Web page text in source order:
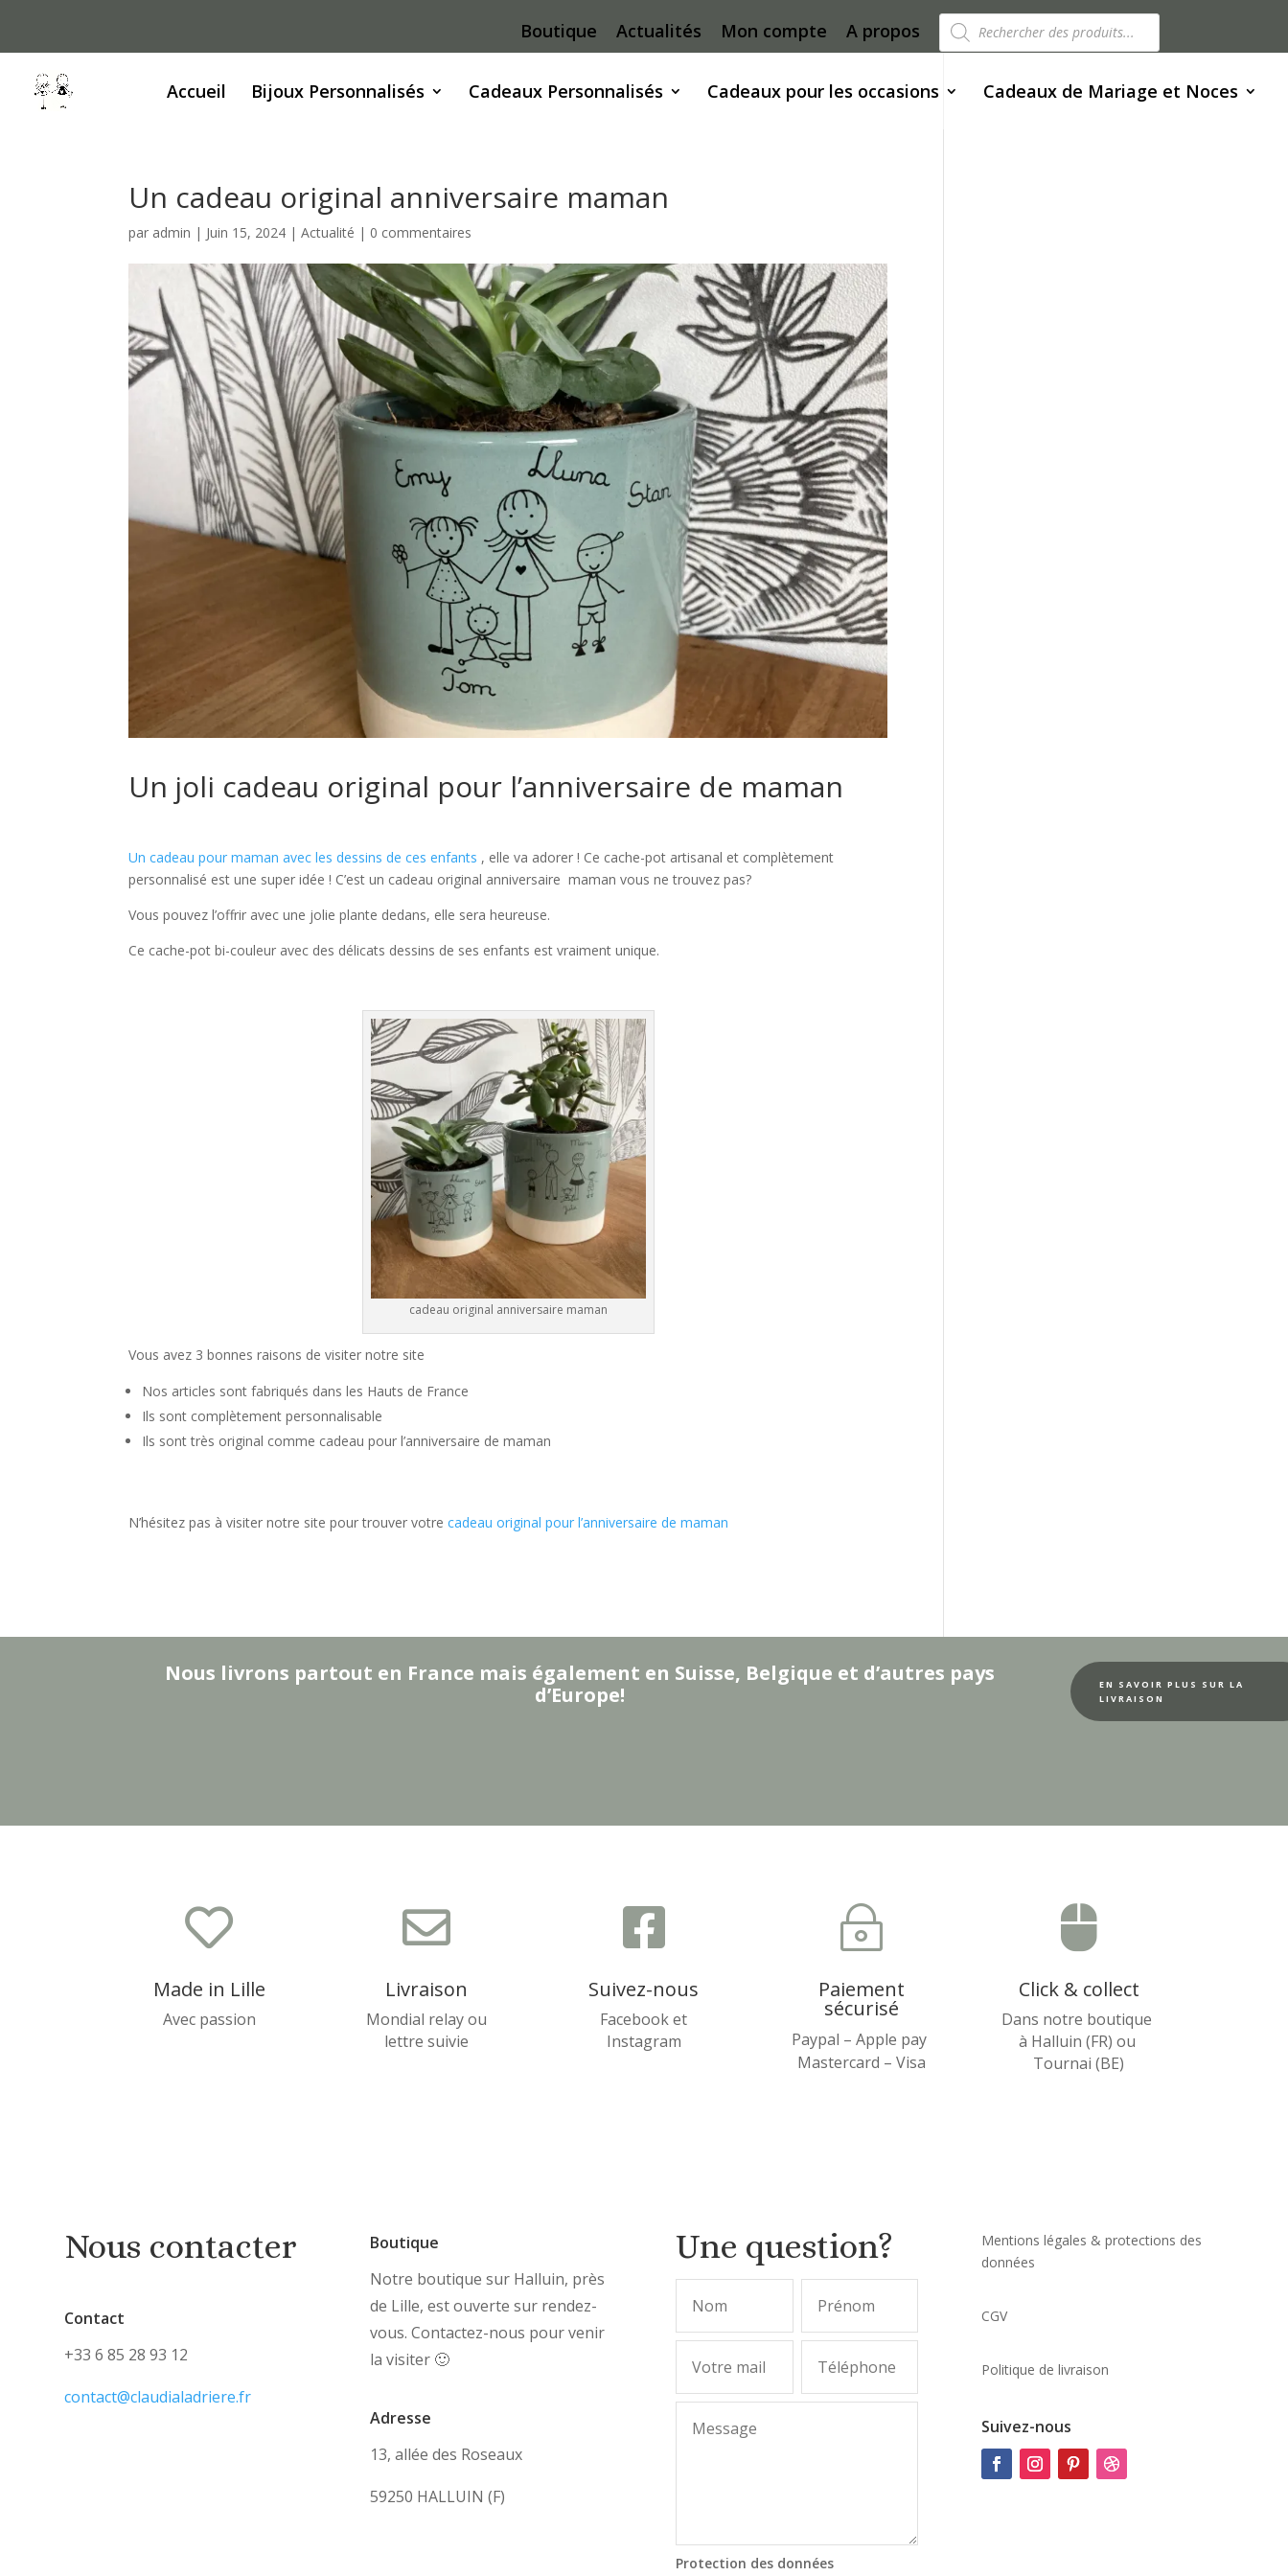
Boutique Actualités Mon compte A propos Recherche
de
produits
Accueil
Bijoux Personnalisés Cadeaux Personnalisés Cadeaux pour les occasions Cadeaux de Mariage et Noces
Un cadeau original anniversaire maman
par admin | Juin 15, 2024 |Actualité | 0 commentaires
Un joli cadeau original pour l’anniversaire de maman
Un cadeau pour maman avec les dessins de ces enfants , elle va adorer ! Ce cache-pot artisanal et complètement
personnalisé est une super idée ! C’est un cadeau original anniversaire maman vous ne trouvez pas?
Vous pouvez l’offrir avec une jolie plante dedans, elle sera heureuse.
Ce cache-pot bi-couleur avec des délicats dessins de ses enfants est vraiment unique.
cadeau original anniversaire maman
Vous avez 3 bonnes raisons de visiter notre site
Nos articles sont fabriqués dans les Hauts de France
Ils sont complètement personnalisable
Ils sont très original comme cadeau pour l’anniversaire de maman
N’hésitez pas à visiter notre site pour trouver votrecadeau original pour l’anniversaire de maman
Nous livrons partout en France mais également en Suisse, Belgique et d’autres pays
d’Europe!
EN SAVOIR PLUS SUR LA
LIVRAISON

Made in Lille
Avec passion

Livraison
Mondial relay ou
lettre suivie

Suivez-nous
Facebook et
Instagram
~
Paiement
sécurisé
Paypal – Apple pay
Mastercard – Visa

Click & collect
Dans notre boutique
à Halluin (FR) ou
Tournai (BE)
Nous contacter
Contact
+33 6 85 28 93 12
contact@claudialadriere.fr
Boutique
Notre boutique sur Halluin, près
de Lille, est ouverte sur rendez-
vous. Contactez-nous pour venir
la visiter 🙂
Adresse
13, allée des Roseaux
59250 HALLUIN (F)
Une question?
Protection des données
Mentions légales & protections des
données
CGV
Politique de livraison
Suivez-nous